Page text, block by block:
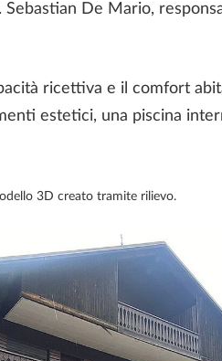
De Mario,
ricettiva e il comfort
estetici, una piscina
3D creato tramite rilievo.